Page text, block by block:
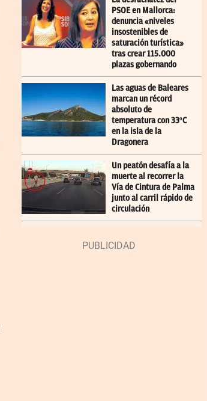
PSOE en Mallorca:
denuncia «niveles
insostenibles de
saturación turística»
tras crear 115.000
plazas gobernando
Las aguas de Baleares
marcan un récord
absoluto de
temperatura con 33ºC
en la isla de la
Dragonera
Un peatón desafía a la
muerte al recorrer la
Vía de Cintura de Palma
junto al carril rápido de
circulación